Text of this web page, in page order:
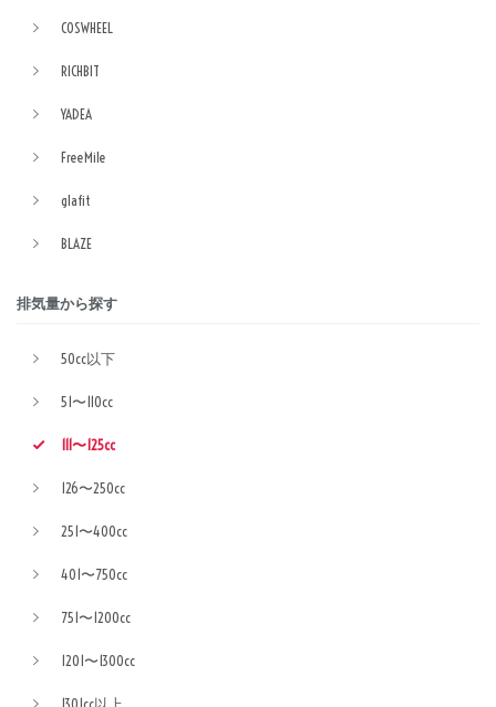
COSWHEEL
RICHBIT
YADEA
FreeMile
glafit
BLAZE
排気量から探す
50cc以下
51〜110cc
111〜125cc
126〜250cc
251〜400cc
401〜750cc
751〜1200cc
1201〜1300cc
1301cc以上